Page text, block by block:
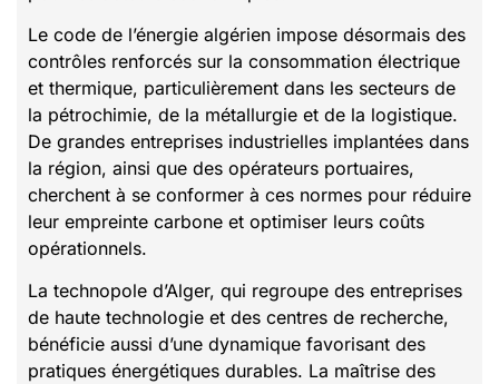
Le code de l’énergie algérien impose désormais des
contrôles renforcés sur la consommation électrique
et thermique, particulièrement dans les secteurs de
la pétrochimie, de la métallurgie et de la logistique.
De grandes entreprises industrielles implantées dans
la région, ainsi que des opérateurs portuaires,
cherchent à se conformer à ces normes pour réduire
leur empreinte carbone et optimiser leurs coûts
opérationnels.
La technopole d’Alger, qui regroupe des entreprises
de haute technologie et des centres de recherche,
bénéficie aussi d’une dynamique favorisant des
pratiques énergétiques durables. La maîtrise des